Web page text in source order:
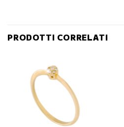
PRODOTTI CORRELATI